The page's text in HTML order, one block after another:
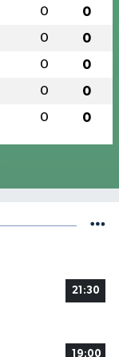
0 0
0 0
0 0
0 0
0 0
21:30
19:00